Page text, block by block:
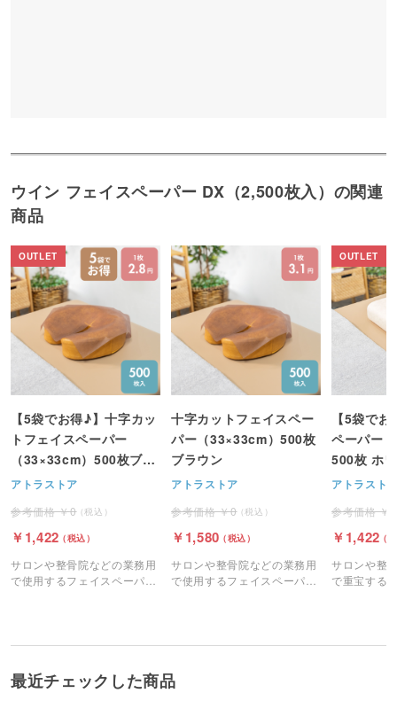
ウイン フェイスペーパー DX（2,500枚入）の関連
商品
【5袋でお得♪】十字カッ
トフェイスペーパー
（33×33cm）500枚ブラ
ウン
アトラストア
0
1,422
サロンや整骨院などの業務用
で使用するフェイスペーパー
十字カットフェイスペー
パー（33×33cm）500枚
ブラウン
アトラストア
0
1,580
サロンや整骨院などの業務用
で使用するフェイスペーパー
【5袋で
ペーパー
500枚 ホ
アトラスト
1,422
サロンや整
で重宝する
最近チェックした商品